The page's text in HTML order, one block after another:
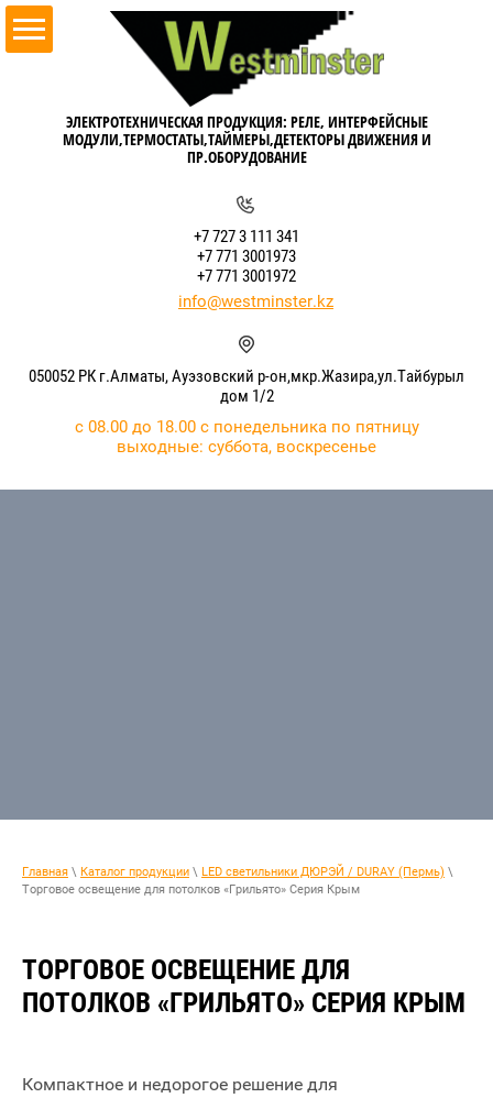
ЭЛЕКТРОТЕХНИЧЕСКАЯ ПРОДУКЦИЯ: РЕЛЕ, ИНТЕРФЕЙСНЫЕ
МОДУЛИ,ТЕРМОСТАТЫ,ТАЙМЕРЫ,ДЕТЕКТОРЫ ДВИЖЕНИЯ И
ПР.ОБОРУДОВАНИЕ
+7 727 3 111 341
+7 771 3001973
+7 771 3001972
info@westminster.kz
050052 РК г.Алматы, Ауэзовский р-он,мкр.Жазира,ул.Тайбурыл
дом 1/2
с 08.00 до 18.00 с понедельника по пятницу
выходные: суббота, воскресенье
Главная \ Каталог продукции \ LED светильники ДЮРЭЙ / DURAY (Пермь) \
Торговое освещение для потолков «Грильято» Серия Крым
ТОРГОВОЕ ОСВЕЩЕНИЕ ДЛЯ
ПОТОЛКОВ «ГРИЛЬЯТО» СЕРИЯ КРЫМ
Компактное и недорогое решение для